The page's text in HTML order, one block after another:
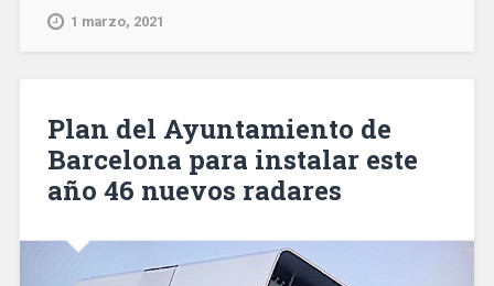
Sur
nuevas
estaciones
en
1 marzo, 2021
Plan del Ayuntamiento de
Barcelona para instalar este
año 46 nuevos radares